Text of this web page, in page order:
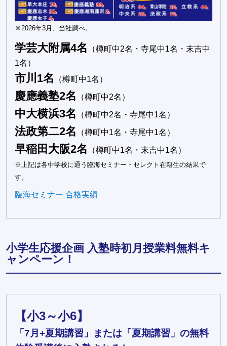
※2026年3月、当社調べ。
学芸大附属4名
（樽町中2名・寺尾中1名・末吉中
1名）
市川1名 （樽町中1名）
慶應義塾2名 （樽町中2名）
中大横浜3名 （樽町中2名・寺尾中1名）
法政第二2名 （樽町中1名・寺尾中1名）
早稲田大阪2名 （樽町中1名・末吉中1名）
※上記は各中学校に通う臨海セミナー・セレクト在籍生の結果で
す。
臨海セミナー 合格実績
小学生応援企画 入塾時初月授業料無料キ
ャンペーン！
【小3～小6】
「7月+夏期講習」または「夏期講習」の無料